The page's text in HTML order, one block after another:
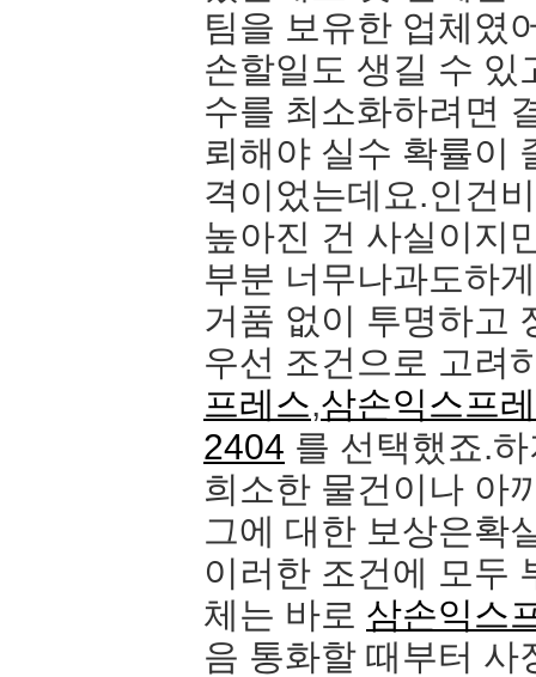
팀을 보유한 업체였
손할일도 생길 수 있
수를 최소화하려면
뢰해야 실수 확률이
격이었는데요.인건
높아진 건 사실이지
부분 너무나과도하
거품 없이 투명하고
우선 조건으로 고려
프레스,삼손익스프
2404 를 선택했죠.
희소한 물건이나 아
그에 대한 보상은확
이러한 조건에 모두
체는 바로 삼손익스
음 통화할 때부터 사